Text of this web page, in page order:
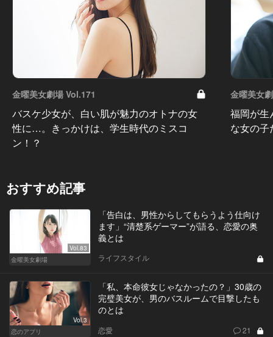
金曜美女劇場 Vol.171
バスケ少女が、白い肌が魅力のオトナの女
性に…。きっかけは、学生時代のミスコ
ン！？
金曜美女
福岡が生
な女の
おすすめ記事
Vol.83
金曜美女劇場
「告白は、男性からしてもらうよう仕向け
ます」“清楚系ゲーマー”が語る、恋愛の奥
義とは
ライフスタイル
Vol.3
恋のアプリ
「私、本命彼女じゃなかったの？」30歳の
完璧美女が、男のバスルームで目撃したも
のとは
恋愛 21